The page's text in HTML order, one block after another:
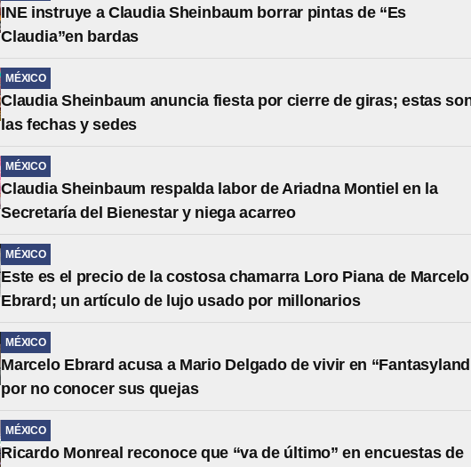
INE instruye a Claudia Sheinbaum borrar pintas de “Es
Claudia”en bardas
MÉXICO
Claudia Sheinbaum anuncia fiesta por cierre de giras; estas
las fechas y sedes
MÉXICO
Claudia Sheinbaum respalda labor de Ariadna Montiel en la
Secretaría del Bienestar y niega acarreo
MÉXICO
Este es el precio de la costosa chamarra Loro Piana de Marcelo
Ebrard; un artículo de lujo usado por millonarios
MÉXICO
Marcelo Ebrard acusa a Mario Delgado de vivir en
por no conocer sus quejas
MÉXICO
Ricardo Monreal reconoce que “va de último” en encuestas de